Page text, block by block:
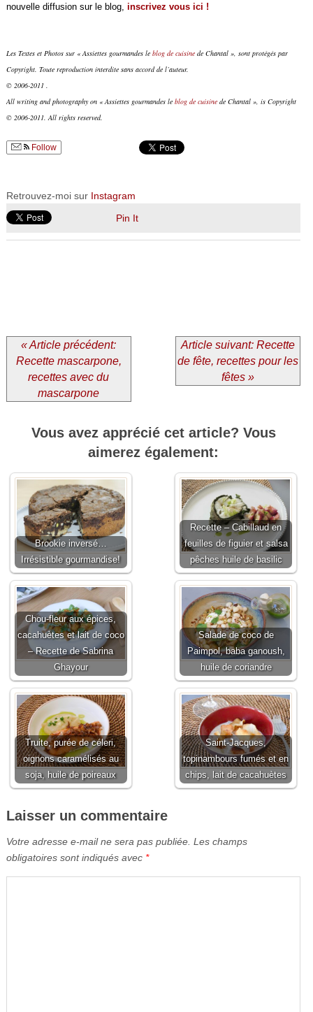
nouvelle diffusion sur le blog, inscrivez vous ici !
Les Textes et Photos sur « Assiettes gourmandes le blog de cuisinede Chantal », sont protégés par
Copyright. Toute reproduction interdite sans accord de l’auteur.
© 2006-2011 .
All writing and photography on « Assiettes gourmandes le blog de cuisinede Chantal », is Copyright
© 2006-2011. All rights reserved.
Follow
Retrouvez-moi sur Instagram
Pin It
« Article précédent:
Recette mascarpone,
recettes avec du
mascarpone
Article suivant: Recette
de fête, recettes pour les
fêtes »
Vous avez apprécié cet article? Vous
aimerez également:
Brookie inversé…
Irrésistible gourmandise!
Recette – Cabillaud en
feuilles de figuier et salsa
pêches huile de basilic
Chou-fleur aux épices,
cacahuètes et lait de coco
– Recette de Sabrina
Ghayour
Salade de coco de
Paimpol, baba ganoush,
huile de coriandre
Truite, purée de céleri,
oignons caramélisés au
soja, huile de poireaux
Saint-Jacques,
topinambours fumés et en
chips, lait de cacahuètes
Laisser un commentaire
Votre adresse e-mail ne sera pas publiée. Les champs
obligatoires sont indiqués avec *